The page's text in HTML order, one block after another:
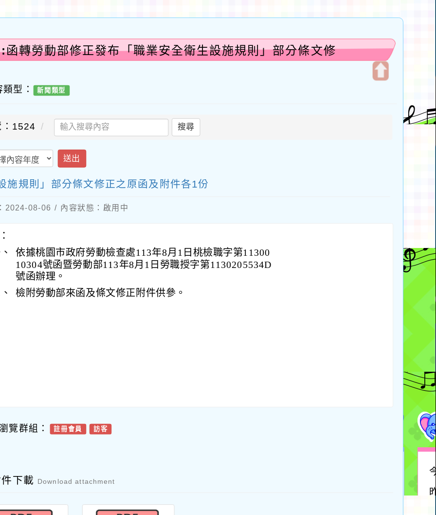
轉勞動部修正發布「職業安全衛生設施規則」部分條文修
型： 新聞類型
：1524 搜尋
送出
施規則」部分條文修正之原函及附件各1份
2024-08-06 / 內容狀態：啟用中
依據桃園市政府勞動檢查處113年8月1日桃檢職字第11300
10304號函暨勞動部113年8月1日勞職授字第1130205534D
號函辦理。
檢附勞動部來函及條文修正附件供參。
覽群組： 註冊會員 訪客
下載 Download attachment